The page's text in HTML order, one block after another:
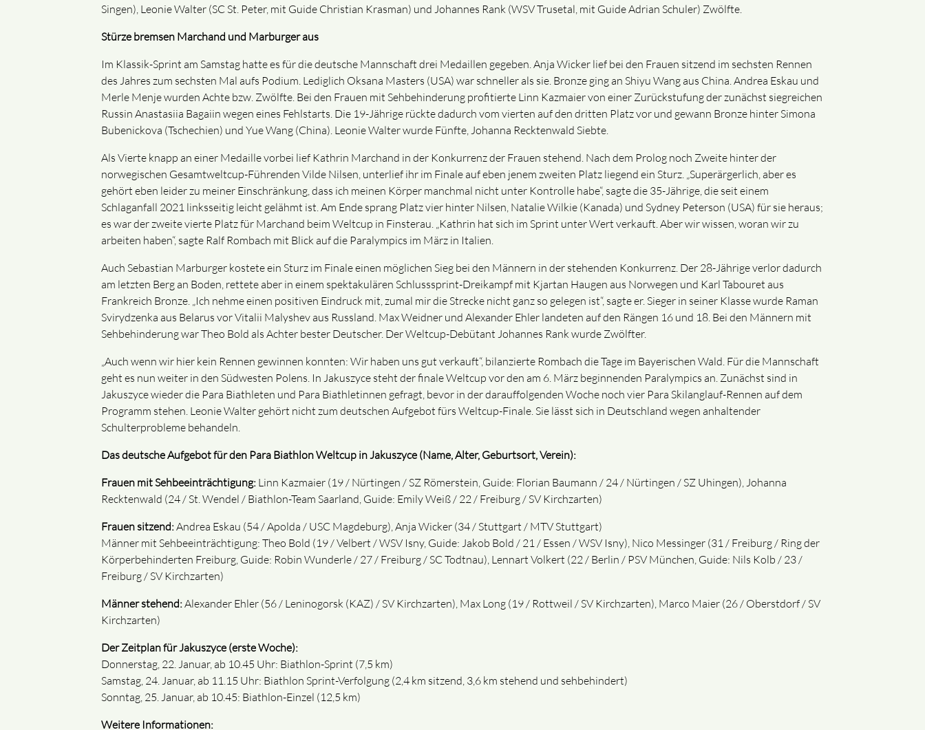
Singen), Leonie Walter (SC St. Peter, mit Guide Christian Krasman) und Johannes Rank (WSV Trusetal, mit Guide Adrian Schuler) Zwölfte.
Stürze bremsen Marchand und Marburger aus
Im Klassik-Sprint am Samstag hatte es für die deutsche Mannschaft drei Medaillen gegeben. Anja Wicker lief bei den Frauen sitzend im sechsten Rennen
des Jahres zum sechsten Mal aufs Podium. Lediglich Oksana Masters (USA) war schneller als sie. Bronze ging an Shiyu Wang aus China. Andrea Eskau und
Merle Menje wurden Achte bzw. Zwölfte. Bei den Frauen mit Sehbehinderung profitierte Linn Kazmaier von einer Zurückstufung der zunächst siegreichen
Russin Anastasiia Bagaiin wegen eines Fehlstarts. Die 19-Jährige rückte dadurch vom vierten auf den dritten Platz vor und gewann Bronze hinter Simona
Bubenickova (Tschechien) und Yue Wang (China). Leonie Walter wurde Fünfte, Johanna Recktenwald Siebte.
Als Vierte knapp an einer Medaille vorbei lief Kathrin Marchand in der Konkurrenz der Frauen stehend. Nach dem Prolog noch Zweite hinter der
norwegischen Gesamtweltcup-Führenden Vilde Nilsen, unterlief ihr im Finale auf eben jenem zweiten Platz liegend ein Sturz. „Superärgerlich, aber es
gehört eben leider zu meiner Einschränkung, dass ich meinen Körper manchmal nicht unter Kontrolle habe“, sagte die 35-Jährige, die seit einem
Schlaganfall 2021 linksseitig leicht gelähmt ist. Am Ende sprang Platz vier hinter Nilsen, Natalie Wilkie (Kanada) und Sydney Peterson (USA) für sie heraus;
es war der zweite vierte Platz für Marchand beim Weltcup in Finsterau. „Kathrin hat sich im Sprint unter Wert verkauft. Aber wir wissen, woran wir zu
arbeiten haben“, sagte Ralf Rombach mit Blick auf die Paralympics im März in Italien.
Auch Sebastian Marburger kostete ein Sturz im Finale einen möglichen Sieg bei den Männern in der stehenden Konkurrenz. Der 28-Jährige verlor dadurch
am letzten Berg an Boden, rettete aber in einem spektakulären Schlusssprint-Dreikampf mit Kjartan Haugen aus Norwegen und Karl Tabouret aus
Frankreich Bronze. „Ich nehme einen positiven Eindruck mit, zumal mir die Strecke nicht ganz so gelegen ist“, sagte er. Sieger in seiner Klasse wurde Raman
Svirydzenka aus Belarus vor Vitalii Malyshev aus Russland. Max Weidner und Alexander Ehler landeten auf den Rängen 16 und 18. Bei den Männern mit
Sehbehinderung war Theo Bold als Achter bester Deutscher. Der Weltcup-Debütant Johannes Rank wurde Zwölfter.
„Auch wenn wir hier kein Rennen gewinnen konnten: Wir haben uns gut verkauft“, bilanzierte Rombach die Tage im Bayerischen Wald. Für die Mannschaft
geht es nun weiter in den Südwesten Polens. In Jakuszyce steht der finale Weltcup vor den am 6. März beginnenden Paralympics an. Zunächst sind in
Jakuszyce wieder die Para Biathleten und Para Biathletinnen gefragt, bevor in der darauffolgenden Woche noch vier Para Skilanglauf-Rennen auf dem
Programm stehen. Leonie Walter gehört nicht zum deutschen Aufgebot fürs Weltcup-Finale. Sie lässt sich in Deutschland wegen anhaltender
Schulterprobleme behandeln.
Das deutsche Aufgebot für den Para Biathlon Weltcup in Jakuszyce (Name, Alter, Geburtsort, Verein):
Frauen mit Sehbeeinträchtigung: Linn Kazmaier (19 / Nürtingen / SZ Römerstein, Guide: Florian Baumann / 24 / Nürtingen / SZ Uhingen), Johanna
Recktenwald (24 / St. Wendel / Biathlon-Team Saarland, Guide: Emily Weiß / 22 / Freiburg / SV Kirchzarten)
Frauen sitzend:Andrea Eskau (54 / Apolda / USC Magdeburg), Anja Wicker (34 / Stuttgart / MTV Stuttgart)
Männer mit Sehbeeinträchtigung: Theo Bold (19 / Velbert / WSV Isny, Guide: Jakob Bold / 21 / Essen / WSV Isny), Nico Messinger (31 / Freiburg / Ring der
Körperbehinderten Freiburg, Guide: Robin Wunderle / 27 / Freiburg / SC Todtnau), Lennart Volkert (22 / Berlin / PSV München, Guide: Nils Kolb / 23 /
Freiburg / SV Kirchzarten)
Männer stehend:Alexander Ehler (56 / Leninogorsk (KAZ) / SV Kirchzarten), Max Long (19 / Rottweil / SV Kirchzarten), Marco Maier (26 / Oberstdorf / SV
Kirchzarten)
Der Zeitplan für Jakuszyce (erste Woche):
Donnerstag, 22. Januar, ab 10.45 Uhr: Biathlon-Sprint (7,5 km)
Samstag, 24. Januar, ab 11.15 Uhr: Biathlon Sprint-Verfolgung (2,4 km sitzend, 3,6 km stehend und sehbehindert)
Sonntag, 25. Januar, ab 10.45: Biathlon-Einzel (12,5 km)
Weitere Informationen: